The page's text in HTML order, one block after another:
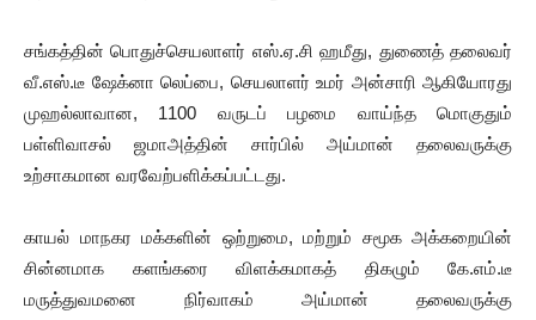
சங்கத்தின் பொதுச்செயலாளர் எஸ்.ஏ.சி ஹமீது, துணைத் தலைவர்
வீ.எஸ்.டீ ஷேக்னா லெப்பை, செயலாளர் உமர் அன்சாரி ஆகியோரது
முஹல்லாவான, 1100 வருடப் பழமை வாய்ந்த மொகுதும்
பள்ளிவாசல் ஜமாஅத்தின் சார்பில் அய்மான் தலைவ‌ருக்கு
உற்சாகமான வரவேற்பளிக்கப்பட்டது.
காயல் மாநகர மக்களின் ஒற்றுமை, மற்றும் சமூக அக்கறையின்
சின்ன‌மாக களங்கரை விளக்கமாகத் திகழும் கே.எம்.டீ
மருத்துவமனை நிர்வாகம் அய்மான் தலைவருக்கு